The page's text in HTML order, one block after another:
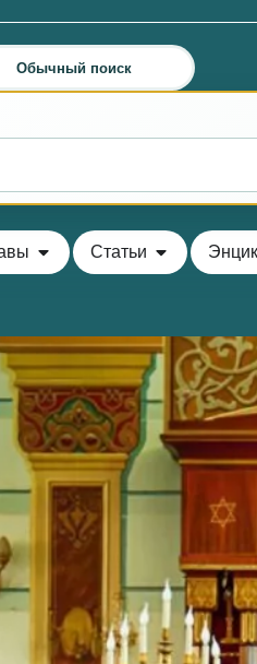
Обычный поиск
Статьи